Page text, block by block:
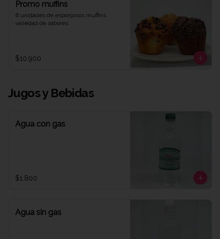
Promo muffins
6 unidades de esponjosos muffins
variedad de sabores
$10.900
Jugos y Bebidas
Agua con gas
$1.800
Agua sin gas